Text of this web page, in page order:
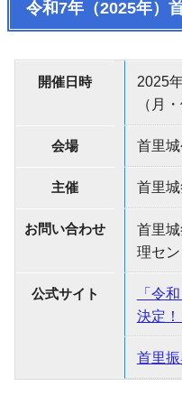
令和7年（2025年）
開催日時
2025
（月・
会場 首里
主催 首里
お問い合わせ
首里
理セ
公式サイト
「令
決定
首里